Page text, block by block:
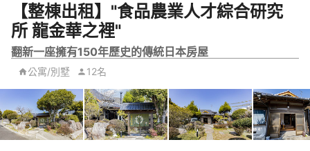
【整棟出租】"食品農業人才綜合研究
所 龍金華之裡"
翻新一座擁有150年歷史的傳統日本房屋
公寓/別墅 12名